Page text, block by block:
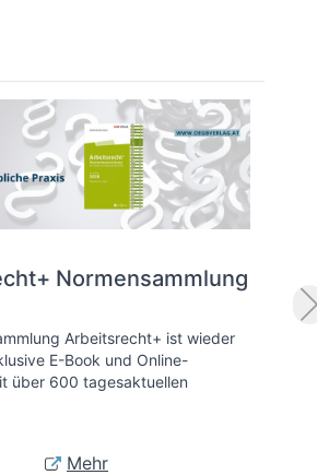
Normensammlung
Arbeitsrecht+ ist wieder
E-Book und Online-
über 600 tagesaktuellen
Mehr